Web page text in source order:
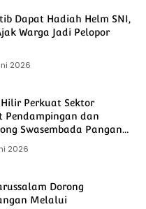
Dapat Hadiah Helm SNI,
Warga Jadi Pelopor
2026
Perkuat Sektor
Pendampingan dan
Swasembada Pangan
2026
Dorong
Melalui